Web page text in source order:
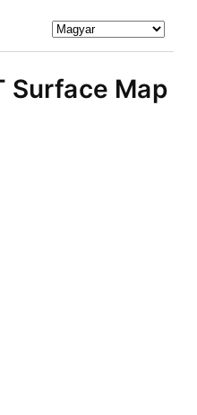
Surface Map